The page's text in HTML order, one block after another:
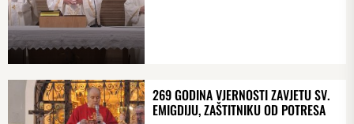
269 GODINA VJERNOSTI ZAVJETU SV.
EMIGDIJU, ZAŠTITNIKU OD POTRESA